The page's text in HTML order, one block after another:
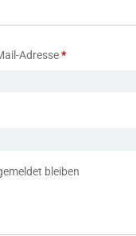
Adresse*
bleiben